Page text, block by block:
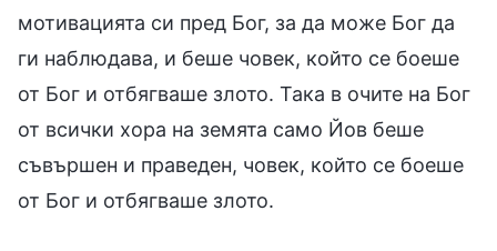
мотивацията си пред Бог, за да може Бог да
ги наблюдава, и беше човек, който се боеше
от Бог и отбягваше злото. Така в очите на Бог
от всички хора на земята само Йов беше
съвършен и праведен, човек, който се боеше
от Бог и отбягваше злото.